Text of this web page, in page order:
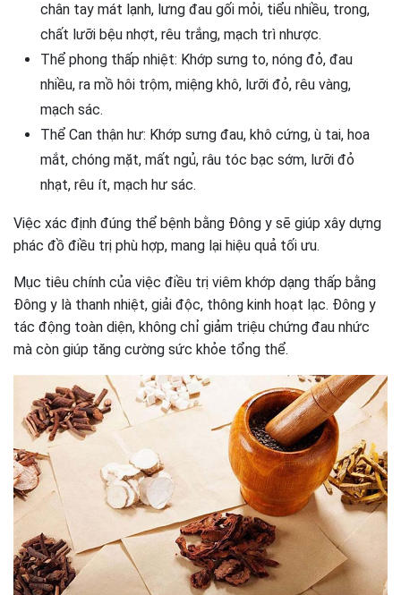
chân tay mát lạnh, lưng đau gối mỏi, tiểu nhiều, trong,
chất lưỡi bệu nhợt, rêu trắng, mạch trì nhược.
Thể phong thấp nhiệt: Khớp sưng to, nóng đỏ, đau
nhiều, ra mồ hôi trộm, miệng khô, lưỡi đỏ, rêu vàng,
mạch sác.
Thể Can thận hư: Khớp sưng đau, khô cứng, ù tai, hoa
mắt, chóng mặt, mất ngủ, râu tóc bạc sớm, lưỡi đỏ
nhạt, rêu ít, mạch hư sác.
Việc xác định đúng thể bệnh bằng Đông y sẽ giúp xây dựng
phác đồ điều trị phù hợp, mang lại hiệu quả tối ưu.
Mục tiêu chính của việc điều trị viêm khớp dạng thấp bằng
Đông y là thanh nhiệt, giải độc, thông kinh hoạt lạc. Đông y
tác động toàn diện, không chỉ giảm triệu chứng đau nhức
mà còn giúp tăng cường sức khỏe tổng thể.